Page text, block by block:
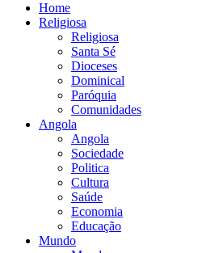
Home
Religiosa
Religiosa
Santa Sé
Dioceses
Dominical
Paróquia
Comunidades
Angola
Angola
Sociedade
Politica
Cultura
Saúde
Economia
Educação
Mundo